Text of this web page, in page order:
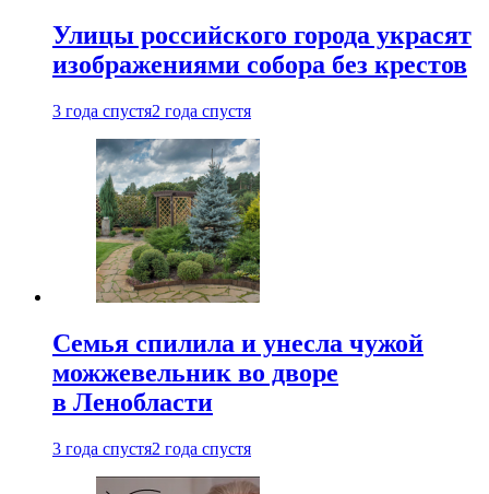
Улицы российского города украсят
изображениями собора без крестов
3 года спустя2 года спустя
Семья спилила и унесла чужой
можжевельник во дворе
в Ленобласти
3 года спустя2 года спустя